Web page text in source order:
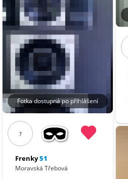
Fotka dostupná po přihlášení
?
Frenky51
Moravská Třebová